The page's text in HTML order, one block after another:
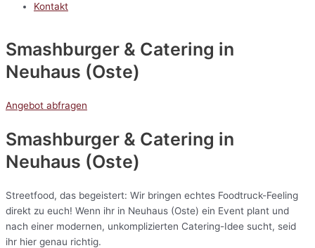
Kontakt
Smashburger & Catering in
Neuhaus (Oste)
Angebot abfragen
Smashburger & Catering in
Neuhaus (Oste)
Streetfood, das begeistert: Wir bringen echtes Foodtruck-Feeling
direkt zu euch! Wenn ihr in Neuhaus (Oste) ein Event plant und
nach einer modernen, unkomplizierten Catering-Idee sucht, seid
ihr hier genau richtig.